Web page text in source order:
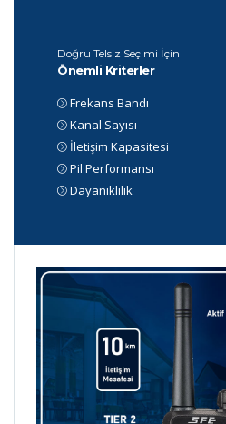
Doğru Telsiz Seçimi İçin
Önemli Kriterler
Frekans Bandı
Kanal Sayısı
İletişim Kapasitesi
Pil Performansı
Dayanıklılık